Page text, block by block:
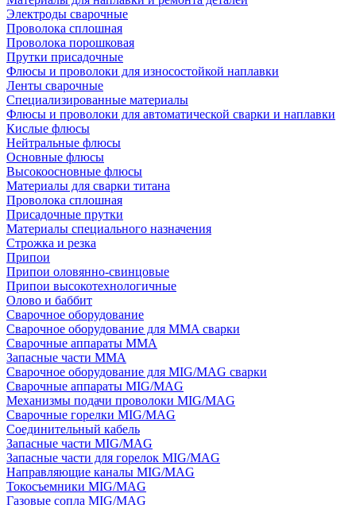
Электроды сварочные
Проволока сплошная
Проволока порошковая
Прутки присадочные
Флюсы и проволоки для износостойкой наплавки
Ленты сварочные
Специализированные материалы
Флюсы и проволоки для автоматической сварки и наплавки
Кислые флюсы
Нейтральные флюсы
Основные флюсы
Высокоосновные флюсы
Материалы для сварки титана
Проволока сплошная
Присадочные прутки
Материалы специального назначения
Строжка и резка
Припои
Припои оловянно-свинцовые
Припои высокотехнологичные
Олово и баббит
Сварочное оборудование
Сварочное оборудование для MMA сварки
Сварочные аппараты MMA
Запасные части MMA
Сварочное оборудование для MIG/MAG сварки
Сварочные аппараты MIG/MAG
Механизмы подачи проволоки MIG/MAG
Сварочные горелки MIG/MAG
Соединительный кабель
Запасные части MIG/MAG
Запасные части для горелок MIG/MAG
Направляющие каналы MIG/MAG
Токосъемники MIG/MAG
Газовые сопла MIG/MAG